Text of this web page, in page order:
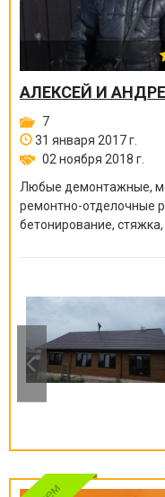
АЛЕКСЕЙ И
7
31 января 2017 г.
02 ноября 2018 г.
Любые демонтажные,
ремонтно-отделочные
бетонирование,
другое.